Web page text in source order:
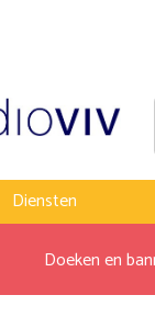
Diensten
Doeken en